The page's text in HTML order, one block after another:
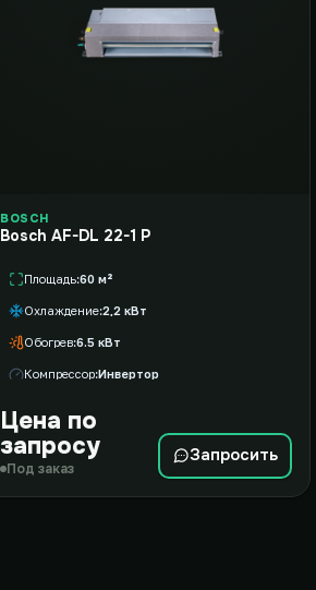
BOSCH
Bosch AF-DL 22-1 P
Площадь 60 м²
Охлаждение 2,2 кВт
Обогрев 6.5 кВт
Компрессор Инвертор
Цена по
запросу
Под заказ
Запросить